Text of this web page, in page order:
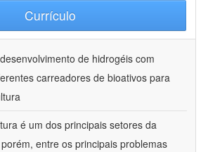
Currículo
desenvolvimento de hidrogéis com
carreadores de bioativos para
é um dos principais setores da
entre os principais problemas